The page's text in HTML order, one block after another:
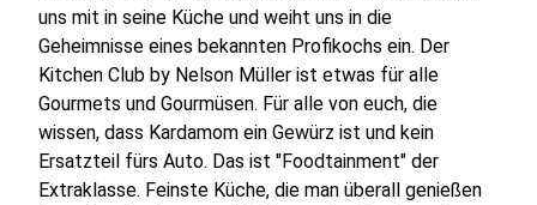
uns mit in seine Küche und weiht uns in die
Geheimnisse eines bekannten Profikochs ein. Der
Kitchen Club by Nelson Müller ist etwas für alle
Gourmets und Gourmüsen. Für alle von euch, die
wissen, dass Kardamom ein Gewürz ist und kein
Ersatzteil fürs Auto. Das ist "Foodtainment" der
Extraklasse. Feinste Küche, die man überall genießen